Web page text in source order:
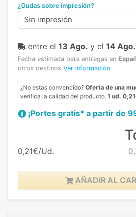
¿Dudas sobre impresión?
Sin impresión
entre el 13 Ago. y el 14 Ago.
Fecha estimada para entregas en
otros destinos Ver Información
¿No estas convencido? Oferta de una
verifica la calidad del producto. 1 ud.
¡Portes gratis* a partir de
0,21€/Ud.
AÑADIR AL